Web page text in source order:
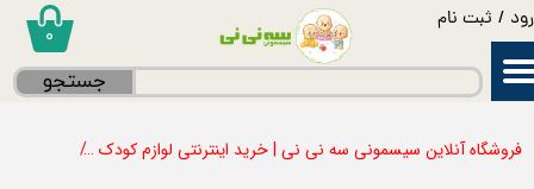
/ ثبت نام
حساب کاربری من
سفارشات
۰
جستجو
فروشگاه آنلاین سیسمونی سه نی نی | خرید اینترنتی لوازم کودک